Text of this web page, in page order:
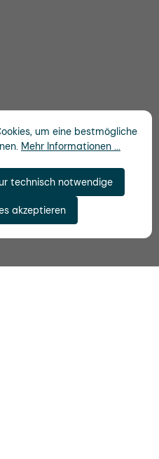
um eine bestmögliche
Mehr Informationen ...
technisch notwendige
akzeptieren